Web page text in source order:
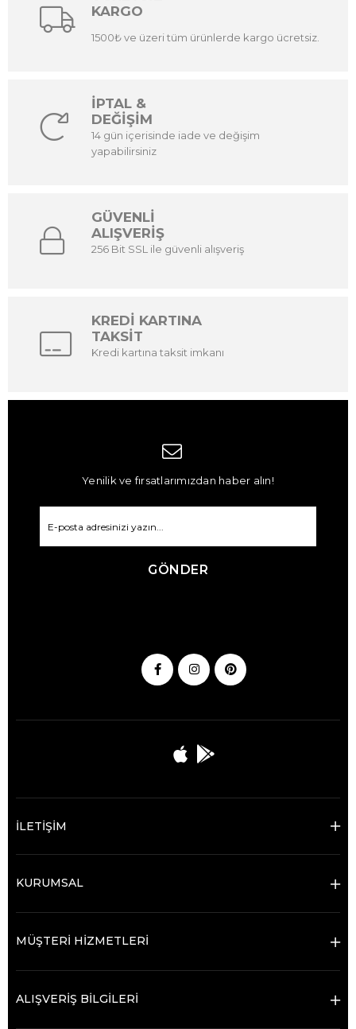
KARGO
1500₺ ve üzeri tüm ürünlerde kargo ücretsiz.
İPTAL &
DEĞİŞİM
14 gün içerisinde iade ve değişim
yapabilirsiniz
GÜVENLİ
ALIŞVERİŞ
256 Bit SSL ile güvenli alışveriş
KREDİ KARTINA
TAKSİT
Kredi kartına taksit imkanı
Yenilik ve fırsatlarımızdan haber alın!
GÖNDER
İLETİŞİM
KURUMSAL
MÜŞTERİ HİZMETLERİ
ALIŞVERİŞ BİLGİLERİ